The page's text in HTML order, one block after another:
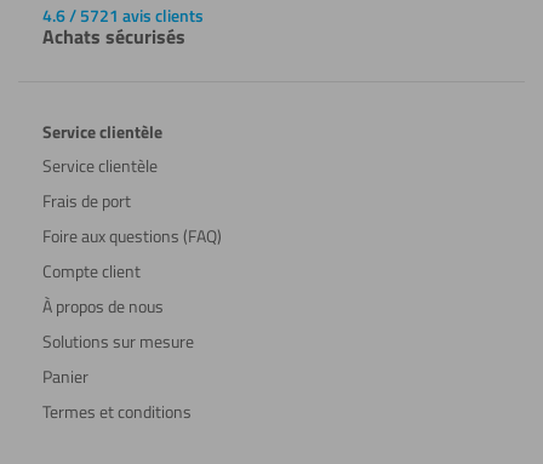
4.6 / 5721 avis clients
Achats sécurisés
Service clientèle
Service clientèle
Frais de port
Foire aux questions (FAQ)
Compte client
À propos de nous
Solutions sur mesure
Panier
Termes et conditions